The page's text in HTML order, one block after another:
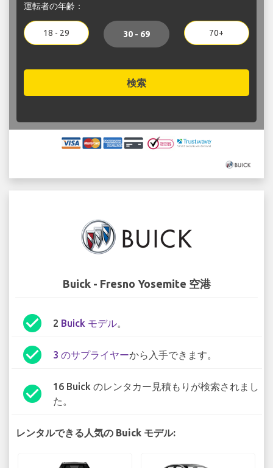
運転者の年齢：
18 - 29 30 - 69 70+
検索
Buick - Fresno Yosemite 空港
check_circle 2 Buick モデル。
check_circle 3 のサプライヤーから入手できます。
check_circle
16 Buick のレンタカー見積もりが検索されまし
た。
レンタルできる人気の Buick モデル: